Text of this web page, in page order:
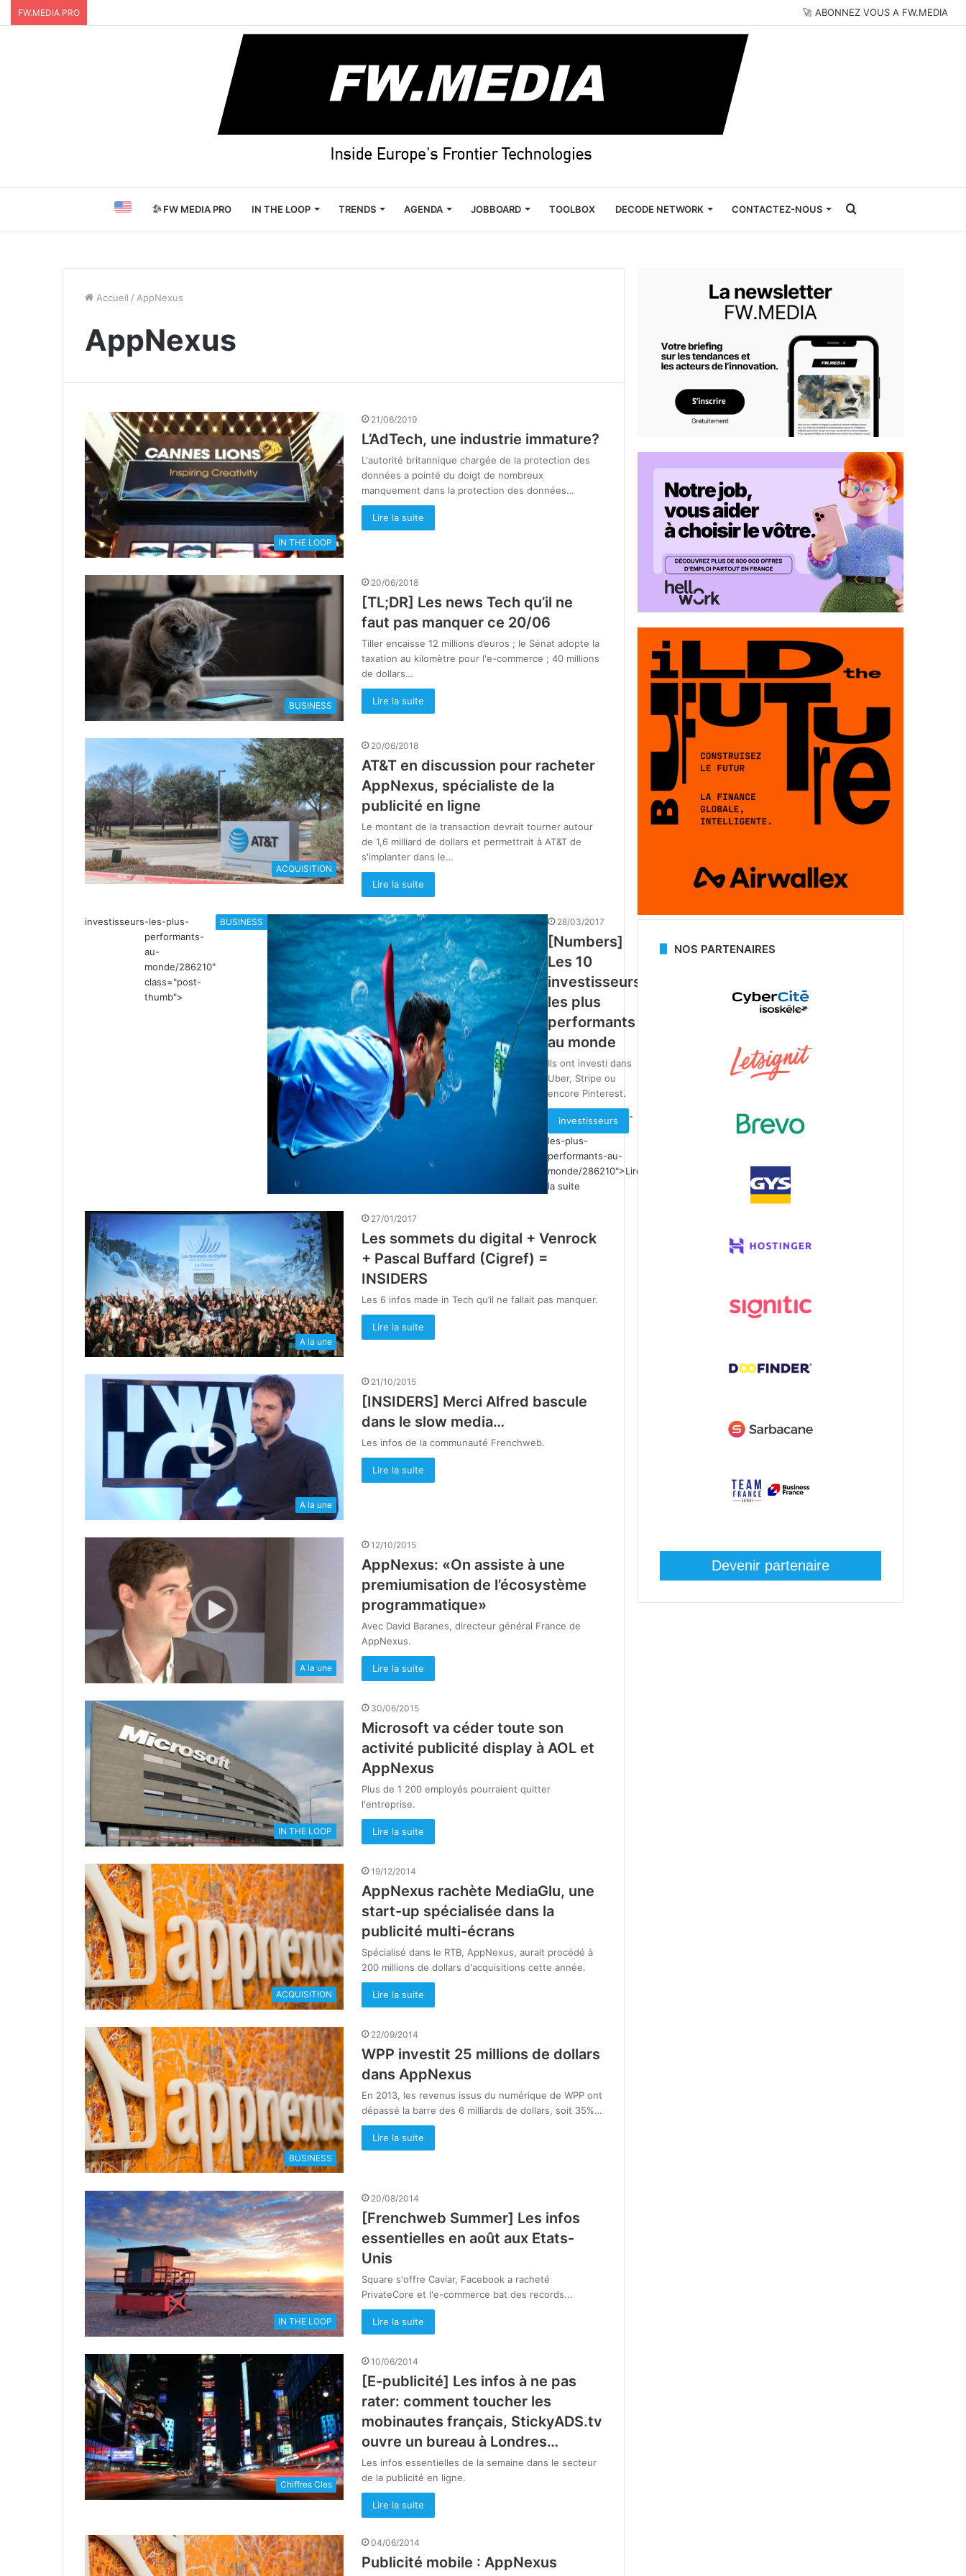
FW.MEDIA PRO 🚀 ABONNEZ VOUS A FW.MEDIA
FW MEDIA PRO IN THE LOOP TRENDS AGENDA JOBBOARD TOOLBOX DECODE NETWORK CONTACTEZ-NOUS Rechercher
Accueil / AppNexus
AppNexus
IN THE LOOP
21/06/2019
L’AdTech, une industrie immature?
L'autorité britannique chargée de la protection des
données a pointé du doigt de nombreux
manquement dans la protection des données…
Lire la suite
BUSINESS
20/06/2018
[TL;DR] Les news Tech qu’il ne
faut pas manquer ce 20/06
Tiller encaisse 12 millions d’euros ; le Sénat adopte la
taxation au kilomètre pour l'e-commerce ; 40 millions
de dollars…
Lire la suite
ACQUISITION
20/06/2018
AT&T en discussion pour racheter
AppNexus, spécialiste de la
publicité en ligne
Le montant de la transaction devrait tourner autour
de 1,6 milliard de dollars et permettrait à AT&T de
s'implanter dans le…
Lire la suite
investisseurs-les-plus-
performants-
au-
monde/286210"
class="post-
thumb">
BUSINESS 28/03/2017
[Numbers]
Les 10
investisseurs
les plus
performants
au monde
Ils ont investi dans
Uber, Stripe ou
encore Pinterest.
investisseurs -
les-plus-
performants-au-
monde/286210">Lire
la suite
A la une
27/01/2017
Les sommets du digital + Venrock
+ Pascal Buffard (Cigref) =
INSIDERS
Les 6 infos made in Tech qu’il ne fallait pas manquer.
Lire la suite
A la une
21/10/2015
[INSIDERS] Merci Alfred bascule
dans le slow media…
Les infos de la communauté Frenchweb.
Lire la suite
A la une
12/10/2015
AppNexus: «On assiste à une
premiumisation de l’écosystème
programmatique»
Avec David Baranes, directeur général France de
AppNexus.
Lire la suite
IN THE LOOP
30/06/2015
Microsoft va céder toute son
activité publicité display à AOL et
AppNexus
Plus de 1 200 employés pourraient quitter
l'entreprise.
Lire la suite
ACQUISITION
19/12/2014
AppNexus rachète MediaGlu, une
start-up spécialisée dans la
publicité multi-écrans
Spécialisé dans le RTB, AppNexus, aurait procédé à
200 millions de dollars d'acquisitions cette année.
Lire la suite
BUSINESS
22/09/2014
WPP investit 25 millions de dollars
dans AppNexus
En 2013, les revenus issus du numérique de WPP ont
dépassé la barre des 6 milliards de dollars, soit 35%…
Lire la suite
IN THE LOOP
20/08/2014
[Frenchweb Summer] Les infos
essentielles en août aux Etats-
Unis
Square s'offre Caviar, Facebook a racheté
PrivateCore et l'e-commerce bat des records...
Lire la suite
Chiffres Cles
10/06/2014
[E-publicité] Les infos à ne pas
rater: comment toucher les
mobinautes français, StickyADS.tv
ouvre un bureau à Londres…
Les infos essentielles de la semaine dans le secteur
de la publicité en ligne.
Lire la suite
04/06/2014
Publicité mobile : AppNexus
NOS PARTENAIRES
Devenir partenaire